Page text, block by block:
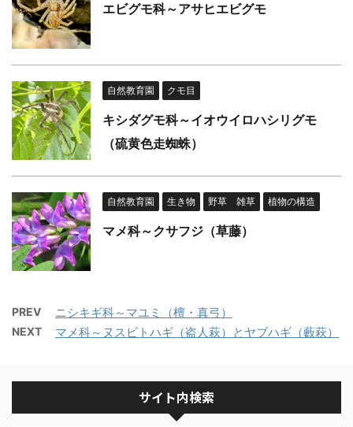
エビグモ科～アサヒエビグモ
自然教育園 クモ目
キシダグモ科～イオウイロハシリグモ
（硫黄色走蜘蛛）
自然教育園 生き物 野草 雑草 植物の構造
マメ科～クサフジ（草藤）
PREV ニシキギ科～マユミ（檀・真弓）
NEXT マメ科～ヌスビトハギ（盗人萩）とヤブハギ（藪萩）
サイト内検索